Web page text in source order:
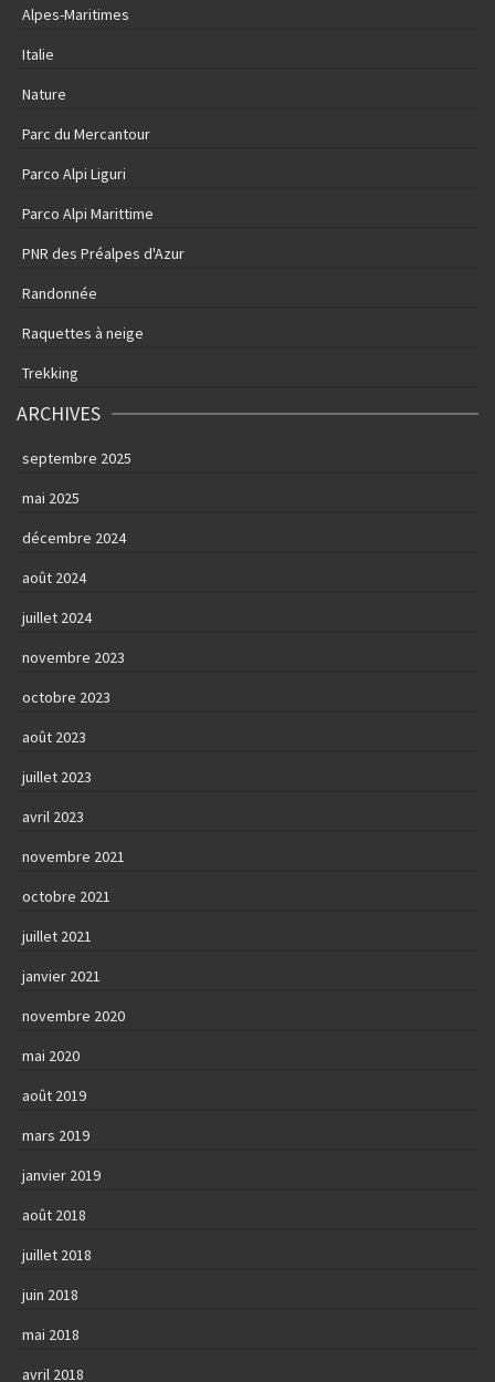
Alpes-Maritimes
Italie
Nature
Parc du Mercantour
Parco Alpi Liguri
Parco Alpi Marittime
PNR des Préalpes d'Azur
Randonnée
Raquettes à neige
Trekking
ARCHIVES
septembre 2025
mai 2025
décembre 2024
août 2024
juillet 2024
novembre 2023
octobre 2023
août 2023
juillet 2023
avril 2023
novembre 2021
octobre 2021
juillet 2021
janvier 2021
novembre 2020
mai 2020
août 2019
mars 2019
janvier 2019
août 2018
juillet 2018
juin 2018
mai 2018
avril 2018